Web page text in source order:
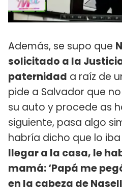
Además, se supo que
solicitado a la
paternidad a raíz de
pide a Salvador que
su auto y procede as
siguiente, pasa algo
habría dicho que lo
llegar a la casa, le
mamá: ‘Papá me
en la cabeza de